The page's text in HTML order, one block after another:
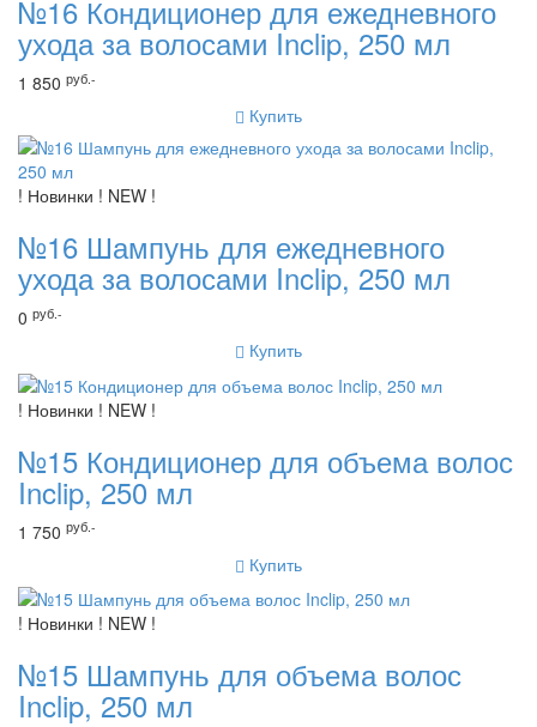
№16 Кондиционер для ежедневного
ухода за волосами Inclip, 250 мл
1 850 руб.-
Купить
! Новинки ! NEW !
№16 Шампунь для ежедневного
ухода за волосами Inclip, 250 мл
0 руб.-
Купить
! Новинки ! NEW !
№15 Кондиционер для объема волос
Inclip, 250 мл
1 750 руб.-
Купить
! Новинки ! NEW !
№15 Шампунь для объема волос
Inclip, 250 мл